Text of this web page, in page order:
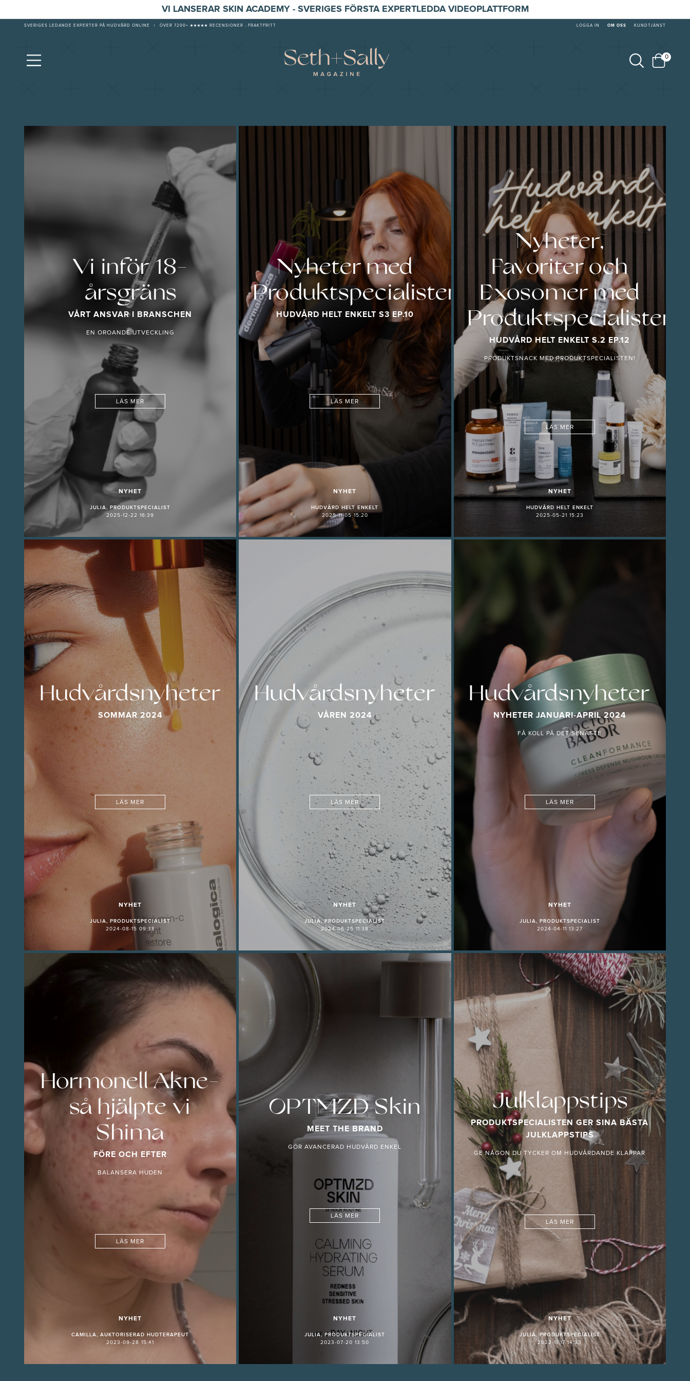
VI LANSERAR SKIN ACADEMY - SVERIGES FÖRSTA EXPERTLEDDA VIDEOPLATTFORM
SVERIGES LEDANDE EXPERTER PÅ HUDVÅRD ONLINE ÖVER 7200+ ★★★★★ RECENSIONER - FRAKTFRITT LOGGA IN OM OSS KUNDTJÄNST
0
Vi inför 18-
årsgräns
VÅRT ANSVAR I BRANSCHEN
EN OROANDE UTVECKLING
LÄS MER
NYHET
JULIA, PRODUKTSPECIALIST
2025-12-22 16:39
Nyheter med
Produktspecialisten!
HUDVÅRD HELT ENKELT S3 EP.10
LÄS MER
NYHET
HUDVÅRD HELT ENKELT
2025-11-05 15:20
Nyheter,
Favoriter och
Exosomer med
Produktspecialisten
HUDVÅRD HELT ENKELT S.2 EP.12
PRODUKTSNACK MED PRODUKTSPECIALISTEN!
LÄS MER
NYHET
HUDVÅRD HELT ENKELT
2025-05-21 15:23
Hudvårdsnyheter
SOMMAR 2024
LÄS MER
NYHET
JULIA, PRODUKTSPECIALIST
2024-08-15 09:38
Hudvårdsnyheter
VÅREN 2024
LÄS MER
NYHET
JULIA, PRODUKTSPECIALIST
2024-06-25 11:38
Hudvårdsnyheter
NYHETER JANUARI-APRIL 2024
FÅ KOLL PÅ DET SENASTE
LÄS MER
NYHET
JULIA, PRODUKTSPECIALIST
2024-04-11 13:27
Hormonell Akne-
så hjälpte vi
Shima
FÖRE OCH EFTER
BALANSERA HUDEN
LÄS MER
NYHET
CAMILLA, AUKTORISERAD HUDTERAPEUT
2023-09-28 15:41
OPTMZD Skin
MEET THE BRAND
GÖR AVANCERAD HUDVÅRD ENKEL
LÄS MER
NYHET
JULIA, PRODUKTSPECIALIST
2023-07-20 13:50
Julklappstips
PRODUKTSPECIALISTEN GER SINA BÄSTA
JULKLAPPSTIPS
GE NÅGON DU TYCKER OM HUDVÅRDANDE KLAPPAR
LÄS MER
NYHET
JULIA, PRODUKTSPECIALIST
2022-11-17 14:33